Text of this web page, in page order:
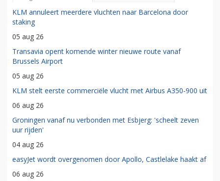
KLM annuleert meerdere vluchten naar Barcelona door
staking
05 aug 26
Transavia opent komende winter nieuwe route vanaf
Brussels Airport
05 aug 26
KLM stelt eerste commerciële vlucht met Airbus A350-900 uit
06 aug 26
Groningen vanaf nu verbonden met Esbjerg: 'scheelt zeven
uur rijden'
04 aug 26
easyJet wordt overgenomen door Apollo, Castlelake haakt af
06 aug 26